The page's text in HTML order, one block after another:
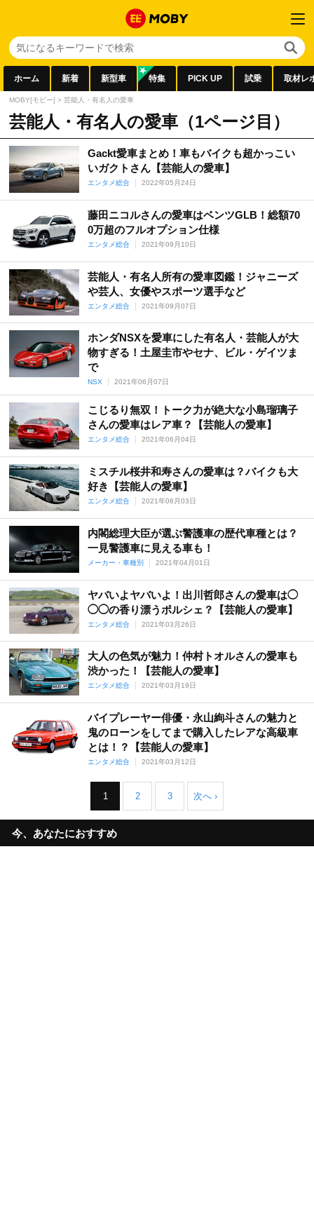
ホーム 新着 新型車 特集 PICK UP 試乗 取材レ
MOBY[モビー] > 芸能人・有名人の愛車
芸能人・有名人の愛車（1ページ目）
Gackt愛車まとめ！車もバイクも超かっこい
いガクトさん【芸能人の愛車】
エンタメ総合 2022年05月24日
藤田ニコルさんの愛車はベンツGLB！総額70
0万超のフルオプション仕様
エンタメ総合 2021年09月10日
芸能人・有名人所有の愛車図鑑！ジャニーズ
や芸人、女優やスポーツ選手など
エンタメ総合 2021年09月07日
ホンダNSXを愛車にした有名人・芸能人が大
物すぎる！土屋圭市やセナ、ビル・ゲイツま
で
NSX 2021年06月07日
こじるり無双！トーク力が絶大な小島瑠璃子
さんの愛車はレア車？【芸能人の愛車】
エンタメ総合 2021年06月04日
ミスチル桜井和寿さんの愛車は？バイクも大
好き【芸能人の愛車】
エンタメ総合 2021年06月03日
内閣総理大臣が選ぶ警護車の歴代車種とは？
一見警護車に見える車も！
メーカー・車種別 2021年04月01日
ヤバいよヤバいよ！出川哲郎さんの愛車は◯
◯◯の香り漂うポルシェ？【芸能人の愛車】
エンタメ総合 2021年03月26日
大人の色気が魅力！仲村トオルさんの愛車も
渋かった！【芸能人の愛車】
エンタメ総合 2021年03月19日
バイプレーヤー俳優・永山絢斗さんの魅力と
鬼のローンをしてまで購入したレアな高級車
とは！？【芸能人の愛車】
エンタメ総合 2021年03月12日
1 2 3 次へ ›
今、あなたにおすすめ